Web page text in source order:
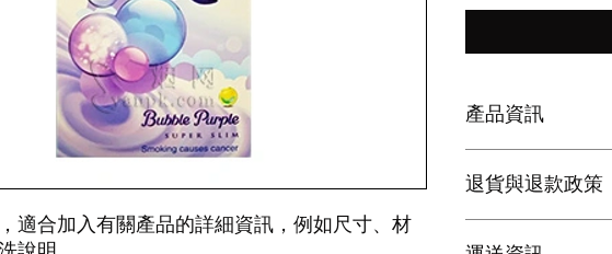
適合加入有關產品的詳細資訊，例如尺寸、材
產品資訊
寸、材料、保固和清
退貨與退款政策